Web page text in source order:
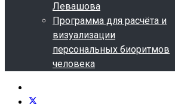
Левашова
Программа для расчёта и
визуализации
персональных биоритмов
человека